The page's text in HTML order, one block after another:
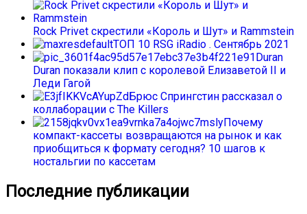
Rock Privet скрестили «Король и Шут» и Rammstein
ТОП 10 RSG iRadio . Сентябрь 2021
Duran
Duran показали клип с королевой Елизаветой II и
Леди Гагой
Брюс Спрингстин рассказал о
коллаборации с The Killers
Почему
компакт-кассеты возвращаются на рынок и как
приобщиться к формату сегодня? 10 шагов к
ностальгии по кассетам
Последние публикации